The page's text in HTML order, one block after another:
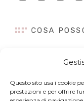
Questo sito usa i cookie
prestazioni e per offrire
COSA
Content Creation
Digital PR